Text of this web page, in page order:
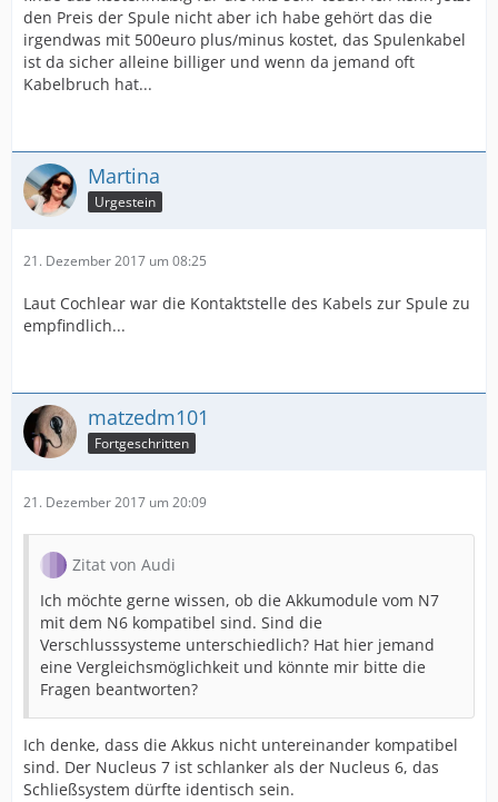
den Preis der Spule nicht aber ich habe gehört das die
irgendwas mit 500euro plus/minus kostet, das Spulenkabel
ist da sicher alleine billiger und wenn da jemand oft
Kabelbruch hat...
Martina
Urgestein
21. Dezember 2017 um 08:25
Laut Cochlear war die Kontaktstelle des Kabels zur Spule zu
empfindlich...
matzedm101
Fortgeschritten
21. Dezember 2017 um 20:09
Zitat von Audi
Ich möchte gerne wissen, ob die Akkumodule vom N7
mit dem N6 kompatibel sind. Sind die
Verschlusssysteme unterschiedlich? Hat hier jemand
eine Vergleichsmöglichkeit und könnte mir bitte die
Fragen beantworten?
Ich denke, dass die Akkus nicht untereinander kompatibel
sind. Der Nucleus 7 ist schlanker als der Nucleus 6, das
Schließsystem dürfte identisch sein.